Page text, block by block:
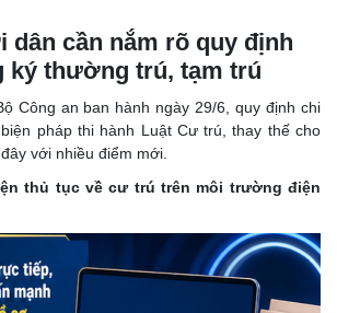
dân cần nắm rõ quy định
ký thường trú, tạm trú
Công an ban hành ngày 29/6, quy định chi
pháp thi hành Luật Cư trú, thay thế cho
với nhiều điểm mới.
thủ tục về cư trú trên môi trường điện